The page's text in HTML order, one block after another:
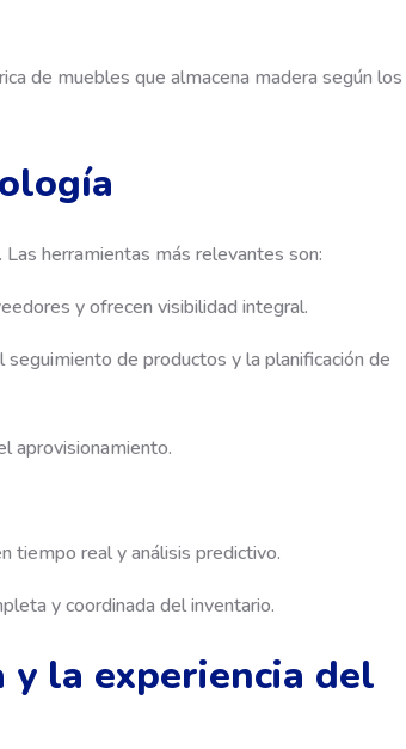
de muebles que almacena madera según los
herramientas más relevantes son:
y ofrecen visibilidad integral.
de productos y la planificación de
aprovisionamiento.
tiempo real y análisis predictivo.
y coordinada del inventario.
la experiencia del